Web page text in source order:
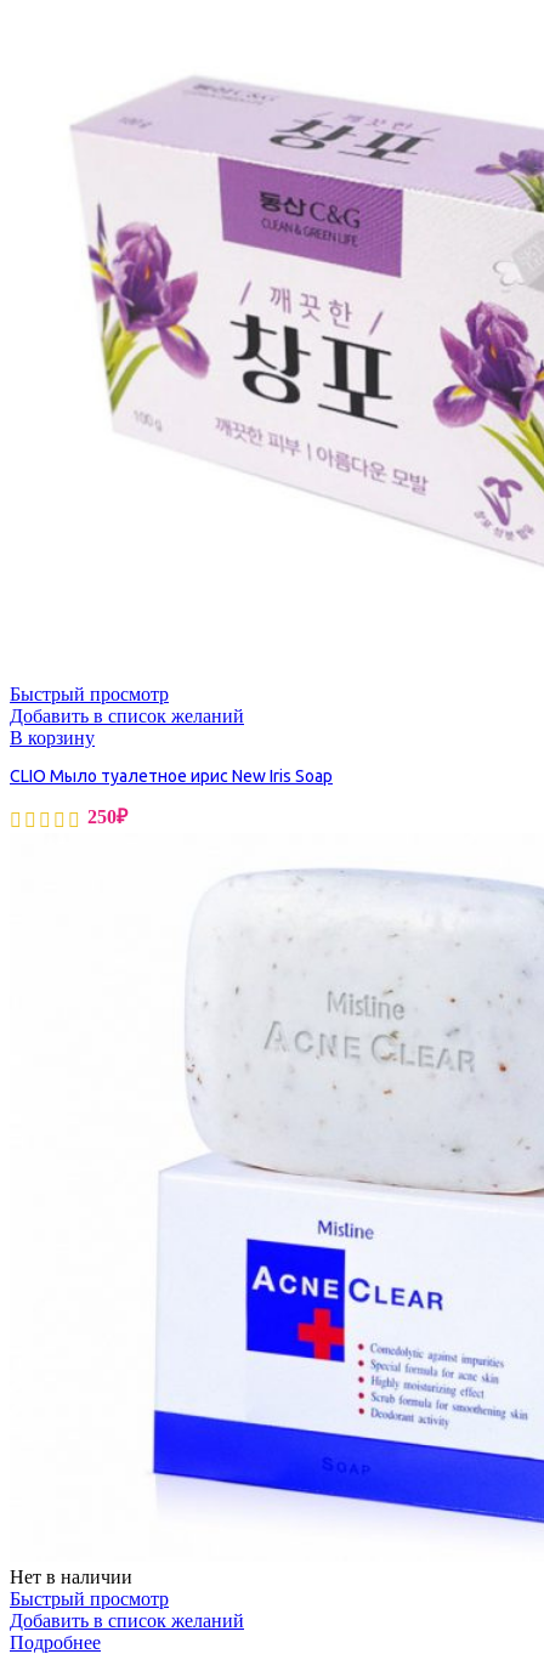
Быстрый просмотр
Добавить в список желаний
В корзину
CLIO Мыло туалетное ирис New Iris Soap
250₽
Нет в наличии
Быстрый просмотр
Добавить в список желаний
Подробнее